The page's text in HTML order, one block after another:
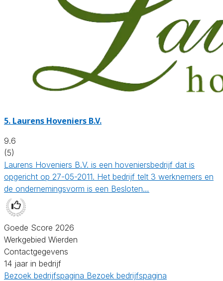
5. Laurens Hoveniers B.V.
9.6
(5)
Laurens Hoveniers B.V. is een hoveniersbedrijf dat is
opgericht op 27-05-2011. Het bedrijf telt 3 werknemers en
de ondernemingsvorm is een Besloten…
Goede Score 2026
Werkgebied Wierden
Contactgegevens
14 jaar in bedrijf
Bezoek bedrijfspagina Bezoek bedrijfspagina